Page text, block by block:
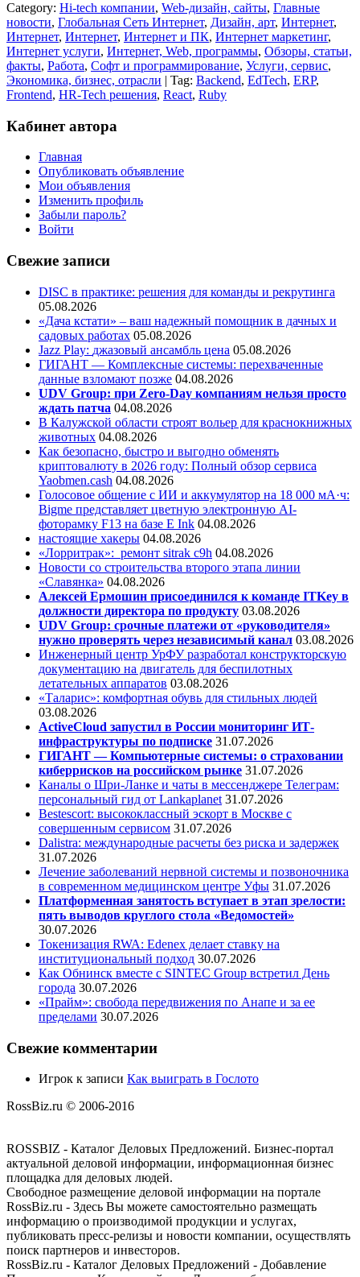
Category: Hi-tech компании, Web-дизайн, сайты, Главные
новости, Глобальная Сеть Интернет, Дизайн, арт, Интернет,
Интернет, Интернет, Интернет и ПК, Интернет маркетинг,
Интернет услуги, Интернет, Web, программы, Обзоры, статьи,
факты, Работа, Софт и программирование, Услуги, сервис,
Экономика, бизнес, отрасли | Tag: Backend, EdTech, ERP,
Frontend, HR-Tech решения, React, Ruby
Кабинет автора
Главная
Опубликовать объявление
Мои объявления
Изменить профиль
Забыли пароль?
Войти
Свежие записи
DISC в практике: решения для команды и рекрутинга
05.08.2026
«Дача кстати» – ваш надежный помощник в дачных и
садовых работах 05.08.2026
Jazz Play: джазовый ансамбль цена 05.08.2026
ГИГАНТ — Комплексные системы: перехваченные
данные взломают позже 04.08.2026
UDV Group: при Zero-Day компаниям нельзя просто
ждать патча 04.08.2026
В Калужской области строят вольер для краснокнижных
животных 04.08.2026
Как безопасно, быстро и выгодно обменять
криптовалюту в 2026 году: Полный обзор сервиса
Yaobmen.cash 04.08.2026
Голосовое общение с ИИ и аккумулятор на 18 000 мА·ч:
Bigme представляет цветную электронную AI-
фоторамку F13 на базе E Ink 04.08.2026
настоящие хакеры 04.08.2026
«Лорритрак»: ремонт sitrak c9h 04.08.2026
Новости со строительства второго этапа линии
«Славянка» 04.08.2026
Алексей Ермошин присоединился к команде ITKey в
должности директора по продукту 03.08.2026
UDV Group: срочные платежи от «руководителя»
нужно проверять через независимый канал 03.08.2026
Инженерный центр УрФУ разработал конструкторскую
документацию на двигатель для беспилотных
летательных аппаратов 03.08.2026
«Таларис»: комфортная обувь для стильных людей
03.08.2026
ActiveCloud запустил в России мониторинг ИТ-
инфраструктуры по подписке 31.07.2026
ГИГАНТ — Компьютерные системы: о страховании
киберрисков на российском рынке 31.07.2026
Каналы о Шри-Ланке и чаты в мессенджере Телеграм:
персональный гид от Lankaplanet 31.07.2026
Bestescort: высококлассный эскорт в Москве с
совершенным сервисом 31.07.2026
Dalistra: международные расчеты без риска и задержек
31.07.2026
Лечение заболеваний нервной системы и позвоночника
в современном медицинском центре Уфы 31.07.2026
Платформенная занятость вступает в этап зрелости:
пять выводов круглого стола «Ведомостей»
30.07.2026
Токенизация RWA: Edenex делает ставку на
институциональный подход 30.07.2026
Как Обнинск вместе с SINTEC Group встретил День
города 30.07.2026
«Прайм»: свобода передвижения по Анапе и за ее
пределами 30.07.2026
Свежие комментарии
Игрок к записи Как выиграть в Гослото
RossBiz.ru © 2006-2016
ROSSBIZ - Каталог Деловых Предложений. Бизнес-портал
актуальной деловой информации, информационная бизнес
площадка для деловых людей.
Свободное размещение деловой информации на портале
RossBiz.ru - Здесь Вы можете самостоятельно размещать
информацию о производимой продукции и услугах,
публиковать пресс-релизы и новости компании, осуществлять
поиск партнеров и инвесторов.
RossBiz.ru - Каталог Деловых Предложений - Добавление